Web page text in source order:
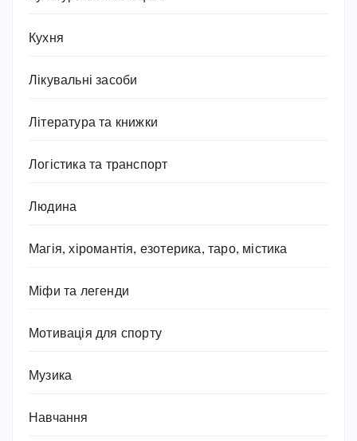
Кухня
Лікувальні засоби
Література та книжки
Логістика та транспорт
Людина
Магія, хіромантія, езотерика, таро, містика
Міфи та легенди
Мотивація для спорту
Музика
Навчання